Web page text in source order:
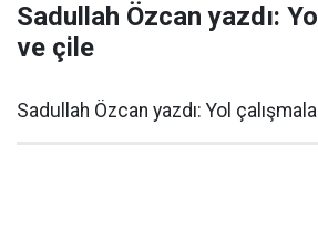
Sadullah Özcan yazdı:
ve çile
Sadullah Özcan yazdı: Yol